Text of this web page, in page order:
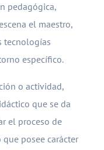
pedagógica,
el maestro,
tecnologías
específico.
o actividad,
que se da
el proceso de
posee carácter